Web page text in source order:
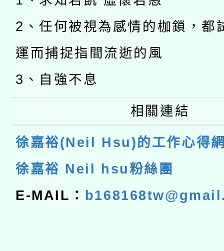
2、任何被視為感情的枷鎖，都
運而捕捉指間流逝的風
3、自強不息
相關連結
徐嘉裕(Neil Hsu)的工作心得
徐嘉裕 Neil hsu粉絲團
E-MAIL：